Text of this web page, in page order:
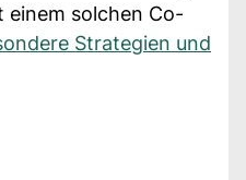
einem solchen Co-
Strategien und